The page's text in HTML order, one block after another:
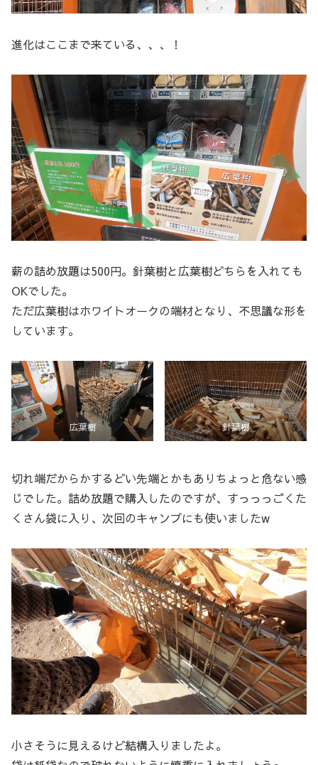
進化はここまで来ている、、、！
薪の詰め放題は500円。針葉樹と広葉樹どちらを入れても
OKでした。
ただ広葉樹はホワイトオークの端材となり、不思議な形を
しています。
広葉樹 針葉樹
切れ端だからかするどい先端とかもありちょっと危ない感
じでした。詰め放題で購入したのですが、すっっっごくた
くさん袋に入り、次回のキャンプにも使いましたw
小さそうに見えるけど結構入りましたよ。